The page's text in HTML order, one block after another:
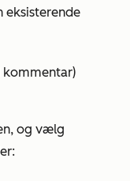
eksisterende
kommentar)
og vælg